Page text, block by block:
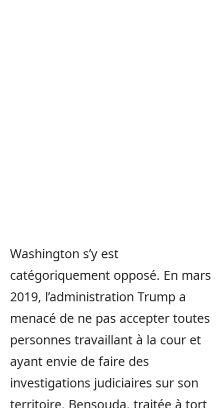
Washington s’y est
catégoriquement opposé. En mars
2019, l’administration Trump a
menacé de ne pas accepter toutes
personnes travaillant à la cour et
ayant envie de faire des
investigations judiciaires sur son
territoire. Bensouda, traitée à tort